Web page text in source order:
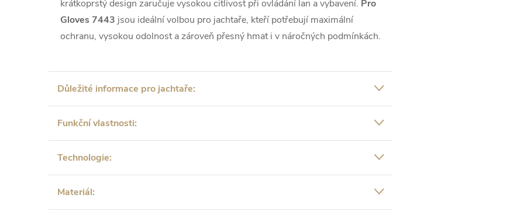
krátkoprstý design zaručuje vysokou citlivost při ovládání lan a vybavení. Pro
Gloves 7443 jsou ideální volbou pro jachtaře, kteří potřebují maximální
ochranu, vysokou odolnost a zároveň přesný hmat i v náročných podmínkách.
Důležité informace pro jachtaře:
Funkční vlastnosti:
Technologie:
Materiál: